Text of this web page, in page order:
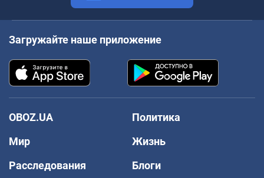
Загружайте наше приложение
OBOZ.UA
Политика
Мир
Жизнь
Расследования
Блоги